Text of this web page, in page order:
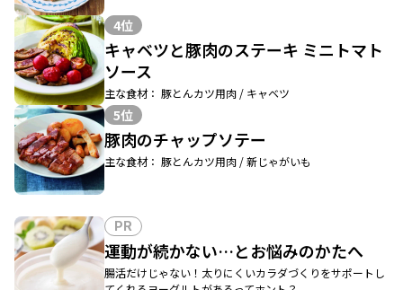
4位
キャベツと豚肉のステーキ ミニトマト
ソース
主な食材： 豚とんカツ用肉 / キャベツ
5位
豚肉のチャップソテー
主な食材： 豚とんカツ用肉 / 新じゃがいも
PR
運動が続かない…とお悩みのかたへ
腸活だけじゃない！太りにくいカラダづくりをサポートし